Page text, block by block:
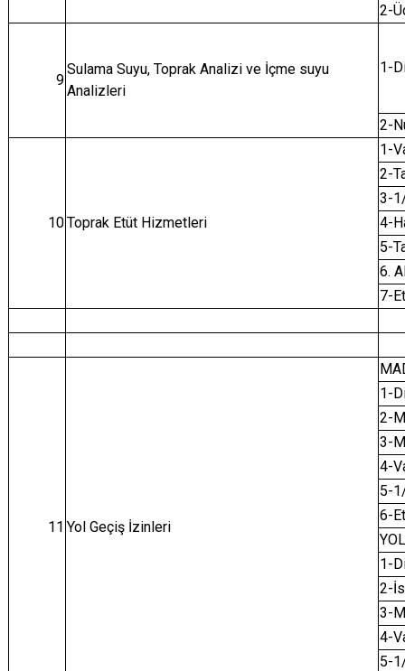
2-
9
Sulama Suyu, Toprak Analizi ve İçme suyu
Analizleri
1-
2-
10Toprak Etüt Hizmetleri
1-
2-
3-
4-
5-
6.
7-
11 Yol Geçiş İzinleri
1-
2-
3-
4-
5-
6-
1-
2-
3-
4-
5-